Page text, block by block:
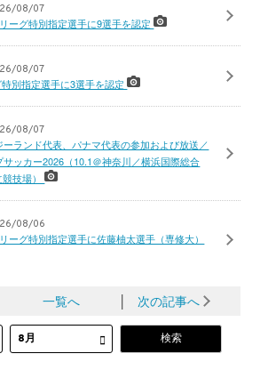
08/07
ーグ特別指定選手に9選手を認定
08/07
別指定選手に3選手を認定
08/07
ランド代表、パナマ代表の参加および放送／
ッカー2026（10.1＠神奈川／横浜国際総合
競技場）
08/06
ーグ特別指定選手に佐藤柚太選手（専修大）
一覧へ │ 次の記事へ